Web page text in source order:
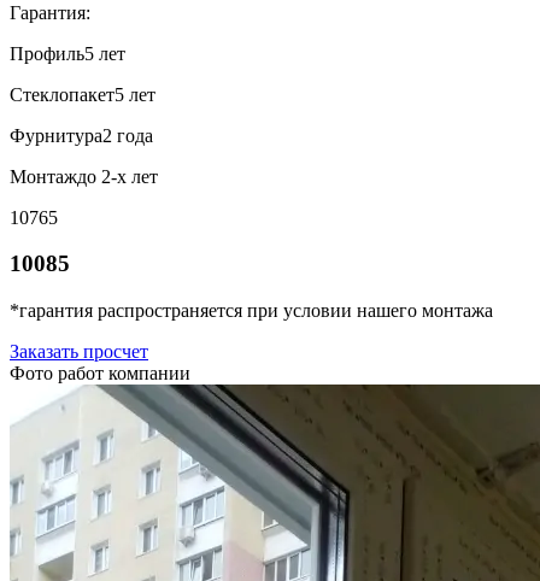
Гарантия:
Профиль5 лет
Стеклопакет5 лет
Фурнитура2 года
Монтаждо 2-х лет
10765
10085
*гарантия распространяется при условии нашего монтажа
Заказать просчет
Фото работ компании